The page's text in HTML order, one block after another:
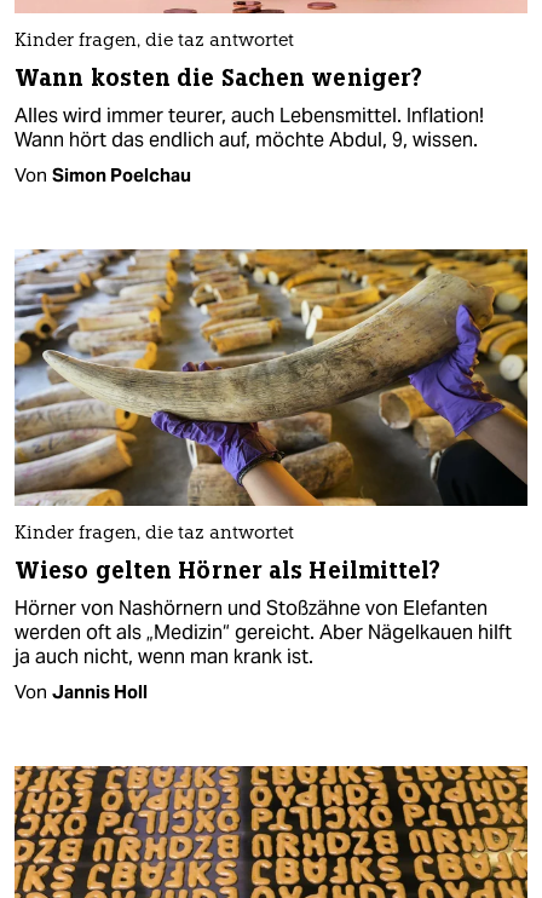
Kinder fragen, die taz antwortet
Wann kosten die Sachen weniger?
Alles wird immer teurer, auch Lebensmittel. Inflation!
Wann hört das endlich auf, möchte Abdul, 9, wissen.
Von Simon Poelchau
Kinder fragen, die taz antwortet
Wieso gelten Hörner als Heilmittel?
Hörner von Nashörnern und Stoßzähne von Elefanten
werden oft als „Medizin“ gereicht. Aber Nägelkauen hilft
ja auch nicht, wenn man krank ist.
Von Jannis Holl